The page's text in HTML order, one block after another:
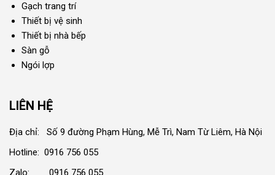
Gạch trang trí
Thiết bị vệ sinh
Thiết bị nhà bếp
Sàn gỗ
Ngói lợp
LIÊN HỆ
Địa chỉ: Số 9 đường Phạm Hùng, Mễ Trì, Nam Từ Liêm, Hà Nội
Hotline: 0916 756 055
Zalo: 0916 756 055